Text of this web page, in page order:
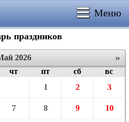
Меню
праздников
»
2026
чт пт сб
вс
1
2 3
7 8 9 10